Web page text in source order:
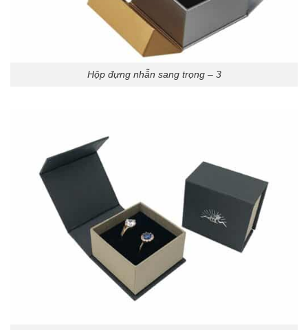
Hộp đựng nhẫn sang trọng – 3